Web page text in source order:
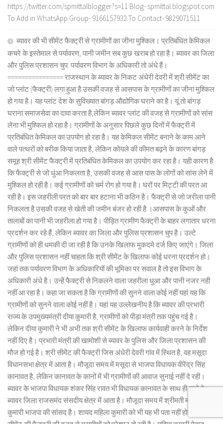
https://twitter.com/spmittalblogger?s=11 Blog- spmittal.blogspot.com
To Add in WhatsApp Group- 9166157932 To Contact- 9829071511
ब्यावर की भी सीमेंट फैक्ट्री से ग्रामीणों का जीना मुश्किल। प्रतिबंधित केमिकल
कचरे के इस्तेमाल से पर्यावरण, पानी जमीन सब कुछ खराब हो रहा है। ब्यावर का जिला
और पुलिस प्रशासन चुप: पर्यावरण विभाग के अधिकारी तो अंधे हैं।
================ राजस्थान के ब्यावर के निकट अंधेरी देवरी में श्री सीमेंट का
जो प्लांट (फैक्ट्री) लगा हुआ है उसकी वजह से आसपास के ग्रामीणों का जीना मुश्किल
हो गया है। यह प्लांट देश के सुविख्यात बांगड़ औद्योगिक घराने का है। यूं तो बांगड़
घराना समाजसेवा का दावा करता है,लेकिन ब्यावर प्लांट की वजह से ग्रामीणों को सांस
लेना भी मुश्किल हो रहा है। ग्रामीणों के अनुसार पिछले कुछ दिनों में फैक्ट्री में
प्रतिबंधित केमिकल का उपयोग हो रहा है। यह केमिकल सीमेंट बनाने के काम आने
वाले पत्थरों को बरीक किया जाता है, लेकिन कोयले की कीमत बढ़ने के कारण बांगड़
समूह श्री सीमेंट फैक्ट्री में प्रतिबंधित केमिकल का उपयोग कर रहा है। यही कारण है
कि फैक्ट्री से जो धुंआ निकलता है, उसकी वजह से आस पास के लोगों को सांस लेने में
मुश्किल हो रही है। कई ग्रामीणों को चर्म रोग हो गया है। घरों पर मिट्टी की परत आ
रही है। इस जहरीली परत को बार बार हटाना भी कठिन है। फैक्ट्री से जो जरीला पानी
निकलता है उसकी वजह से खेती की जमीन बंजर हो रही है ।आसपास के कुओं और
तालाबों का पानी भी जहरीला हो गया है। पीड़ित ग्रामीण फैक्ट्री के बाहर लगातार धरना
प्रदर्शन कर रहे हैं, लेकिन ब्यावर का जिला और पुलिस प्रशासन चुप है। उल्टे
ग्रामीणों को ही धमकी दी जा रही है कि उनके खिलाफ मुकदमे दर्ज किए जाएंगे। जिला
और पुलिस प्रशासन नहीं चाहता कि श्री सीमेंट के खिलाफ कोई धरना प्रदर्शन हो।
जहां तक पर्यावरण विभाग के अधिकारियों की भूमिका पर सवाल है तो इस विभाग के
अधिकारी अंधे है। उन्हें फैक्ट्री से निकलने वाला जहरीला धुआ और पानी नजर नही
नहीं आ रहा है। कहा जा सकता है कि ग्रामीणों की सुनने वाला कोई नहीं यहां यह कि
ग्रामीणों को सुनने वाला कोई नहीं है। यहां यह उल्लेखनीय है कि ब्यावर की प्रभारी
राज्य के उपमुख्यमंत्री दीया कुमारी है, ग्रामीणों को पीड़ा मंत्री तक पहुंच गई है।
लेकिन दीया कुमारी ने भी अभी तक श्री सीमेंट के खिलाफ कार्यवाही करने के निर्देश
नहीं दिए है। प्रभारी मंत्री की खामोशी से ब्यावर के पुलिस और जिला प्रशासन की
मौज हो गई है। श्री सीमेंट की फैक्ट्री जिस अंधेरी देवरी गांव में स्थित है, वह मसूदा
विधानसभा क्षेत्र में आता है। मौजूदा समय में मसूदा से भाजपा विधायक वीरेंद्र सिंह
कानावत है, लेकिन कानावत के कानों में भी ग्रामीणों की आवाज सुनाई नहीं दे रही।
ब्यावर के भाजपा विधायक शंकर सिंह रावत भी विधायक कानावत के साथ ही खड़े हे।
ब्यावर जिला राजसमंद संसदीय क्षेत्र में आता है। मौजूदा समय में श्रीमती महिमा
कुमारी भाजपा की सांसद है। शायद महिला कुमारी को भी यह भी पता नहीं होगा कि श्री